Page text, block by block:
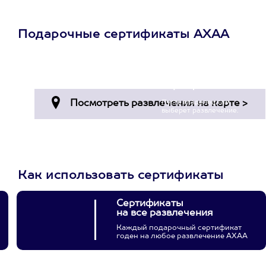
Подарочные сертификаты АХАА
Пусть владелец сам
выберет развлечение.
Как использовать сертификаты
Сертификаты
на все развлечения
Каждый подарочный сертификат
годен на любое развлечение АХАА